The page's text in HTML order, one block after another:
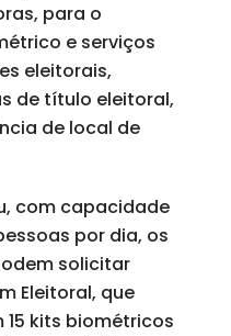
para o
e serviços
eleitorais,
de título eleitoral,
de local de
com capacidade
por dia, os
solicitar
Eleitoral, que
kits biométricos